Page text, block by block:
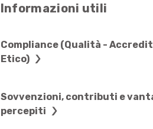
Informazioni utili
Compliance (Qualità -
Etico)
Sovvenzioni, contributi e
percepiti